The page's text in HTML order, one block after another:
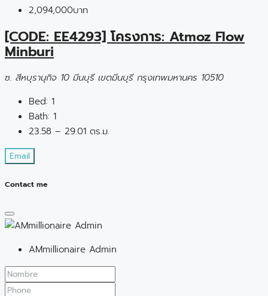
2,094,000บาท
[CODE: EE4293] โครงการ: Atmoz Flow
Minburi
ซ. สีหบุรานุกิจ 10 มีนบุรี เขตมีนบุรี กรุงเทพมหานคร 10510
Bed: 1
Bath: 1
23.58 – 29.01 ตร.ม.
Email
Contact me
AMmillionaire Admin